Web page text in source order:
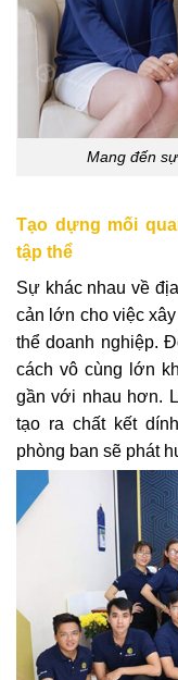
Mang đến
Tạo dựng mối
tập thể
Sự khác nhau về
cản lớn cho việc
thể doanh nghiệp.
cách vô cùng lớn
gần với nhau hơn.
tạo ra chất kết
phòng ban sẽ phát